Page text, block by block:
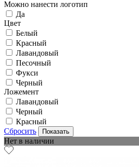
Можно нанести логотип
Да
Цвет
Белый
Красный
Лавандовый
Песочный
Фукси
Черный
Ложемент
Лавандовый
Черный
Красный
Сбросить
Нет в наличии